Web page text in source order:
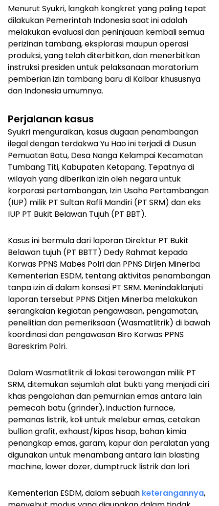
Menurut Syukri, langkah kongkret yang paling tepat
dilakukan Pemerintah Indonesia saat ini adalah
melakukan evaluasi dan peninjauan kembali semua
perizinan tambang, eksplorasi maupun operasi
produksi, yang telah diterbitkan, dan menerbitkan
instruksi presiden untuk pelaksanaan moratorium
pemberian izin tambang baru di Kalbar khususnya
dan Indonesia umumnya.
Perjalanan kasus
Syukri menguraikan, kasus dugaan penambangan
ilegal dengan terdakwa Yu Hao ini terjadi di Dusun
Pemuatan Batu, Desa Nanga Kelampai Kecamatan
Tumbang Titi, Kabupaten Ketapang. Tepatnya di
wilayah yang diberikan izin oleh negara untuk
korporasi pertambangan, Izin Usaha Pertambangan
(IUP) milik PT Sultan Rafli Mandiri (PT SRM) dan eks
IUP PT Bukit Belawan Tujuh (PT BBT).
Kasus ini bermula dari laporan Direktur PT Bukit
Belawan tujuh (PT BBTT) Dedy Rahmat kepada
Korwas PPNS Mabes Polri dan PPNS Dirjen Minerba
Kementerian ESDM, tentang aktivitas penambangan
tanpa izin di dalam konsesi PT SRM. Menindaklanjuti
laporan tersebut PPNS Ditjen Minerba melakukan
serangkaian kegiatan pengawasan, pengamatan,
penelitian dan pemeriksaan (Wasmatlitrik) di bawah
koordinasi dan pengawasan Biro Korwas PPNS
Bareskrim Polri.
Dalam Wasmatlitrik di lokasi terowongan milik PT
SRM, ditemukan sejumlah alat bukti yang menjadi ciri
khas pengolahan dan pemurnian emas antara lain
pemecah batu (grinder),induction furnace,
pemanas listrik, koli untuk melebur emas, cetakan
bullion grafit,exhaust/kipas hisap, bahan kimia
penangkap emas, garam, kapur dan peralatan yang
digunakan untuk menambang antara lain blasting
machine, lower dozer,dumptruck listrik dan lori.
Kementerian ESDM, dalam sebuah keterangannya,